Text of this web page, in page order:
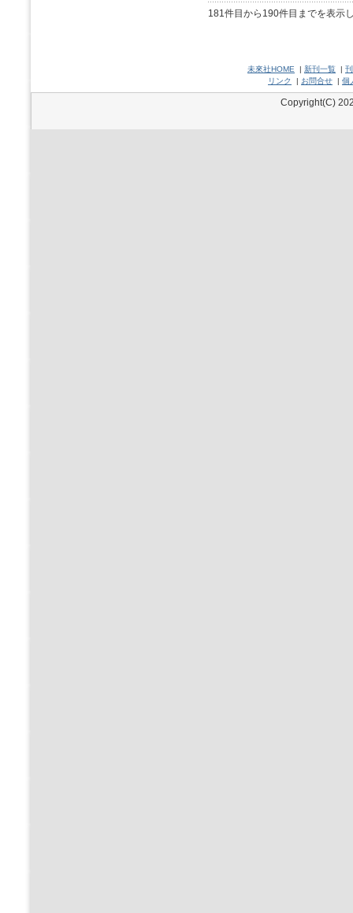
181件目から190件目までを表示
未來社HOME | 新刊一覧 |
リンク
| お問合せ | 個
Copyright(C)